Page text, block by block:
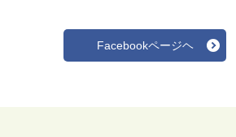
Facebookページヘ